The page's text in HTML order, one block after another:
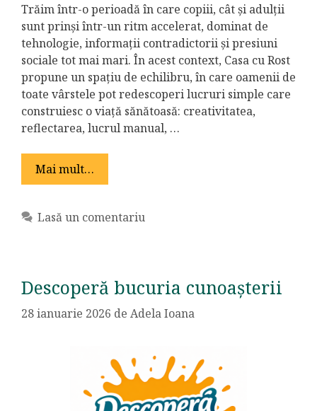
Trăim într-o perioadă în care copiii, cât și adulții
sunt prinși într-un ritm accelerat, dominat de
tehnologie, informații contradictorii și presiuni
sociale tot mai mari. În acest context, Casa cu Rost
propune un spațiu de echilibru, în care oamenii de
toate vârstele pot redescoperi lucruri simple care
construiesc o viață sănătoasă: creativitatea,
reflectarea, lucrul manual, …
Mai mult…
Lasă un comentariu
Descoperă bucuria cunoașterii
28 ianuarie 2026 de Adela Ioana